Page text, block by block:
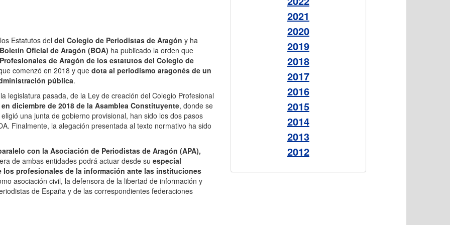
Estatutos del del Colegio de Periodistas de Aragón y ha
Boletín Oficial de Aragón (BOA) ha publicado la orden que
de Aragón de los estatutos del Colegio de
comenzó en 2018 y que dota al periodismo aragonés de un
pública.
legislatura pasada, de la Ley de creación del Colegio Profesional
diciembre de 2018 de la Asamblea Constituyente, donde se
una junta de gobierno provisional, han sido los dos pasos
Finalmente, la alegación presentada al texto normativo ha sido
con la Asociación de Periodistas de Aragón (APA),
de ambas entidades podrá actuar desde su especial
profesionales de la información ante las instituciones
asociación civil, la defensora de la libertad de información y
de España y de las correspondientes federaciones
2021
2020
2019
2018
2017
2016
2015
2014
2013
2012